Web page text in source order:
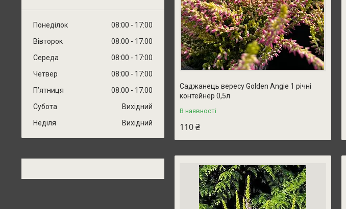
Саджанець вересу Golden Angie 1 річні
контейнер 0,5л
В наявності
110 ₴
Понеділок 08:00
17:00
Вівторок
08:00
17:00
Середа
08:00
17:00
Четвер
08:00
17:00
Пʼятниця
08:00
17:00
Субота
Вихідний
Неділя
Вихідний